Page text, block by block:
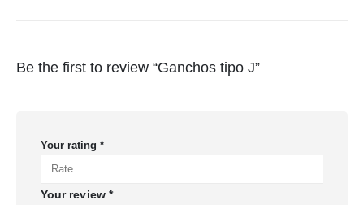
Be the first to review “Ganchos tipo J”
Your rating *
Your review *